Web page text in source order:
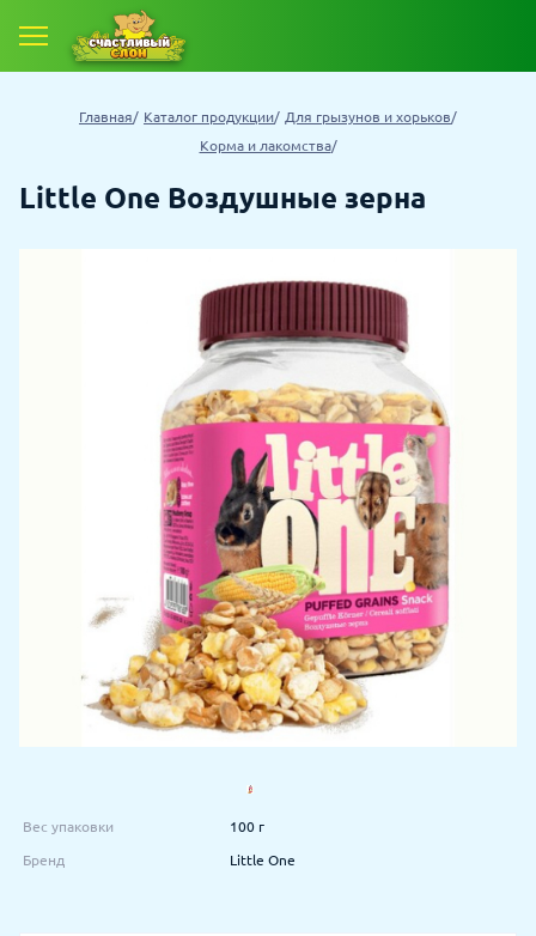
Главная Каталог продукции
Для грызунов и хорьков
Корма и лакомства
Little One Воздушные зерна
Вес упаковки 100 г
Бренд Little One